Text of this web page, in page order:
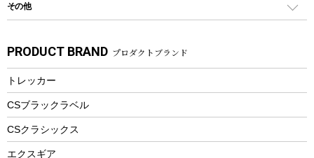
カトラリー
マグカップ、カップ
ステンレスボトル
フードボトル
トレー
その他アウトドア雑貨
スプレー関係
ツール、他
パドル
ヘルメット
エアーポンプ
アクセサリー
自転車ウェア
ラッシュガード
パラソル
フローティングベスト
ヘルメット
エアーポンプ
その他
湯たんぽ
防災用品
PRODUCT BRAND プロダクトブランド
トレッカー
CSブラックラベル
CSクラシックス
エクスギア